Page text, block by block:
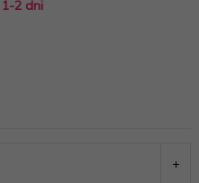
1-2 dni